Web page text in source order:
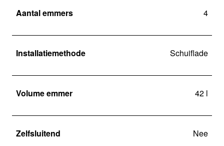
Aantal emmers 4
Installatiemethode Schuiflade
Volume emmer 42 l
Zelfsluitend Nee